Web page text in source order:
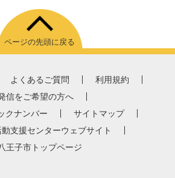
ページの先頭に戻る
よくあるご質問
利用規約
信をご希望の方へ
クナンバー
サイトマップ
支援センターウェブサイト
王子市トップページ